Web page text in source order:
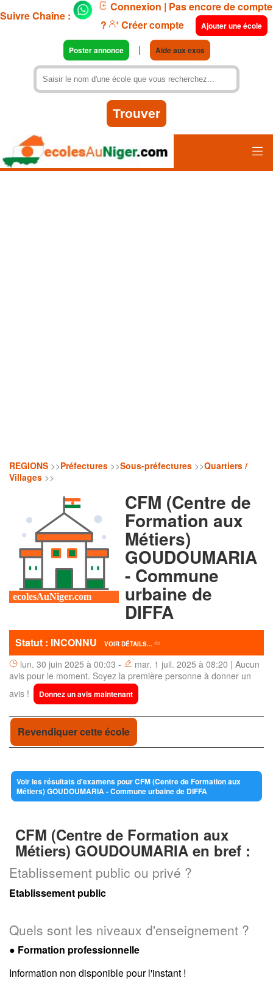
Suivre Chaîne :
Connexion | Pas encore de compte
?
Créer compte Ajouter une école
Poster annonce | Aide aux exos
REGIONS >>Préfectures >>Sous-préfectures >>Quartiers /
Villages >>
CFM (Centre de
Formation aux
Métiers)
GOUDOUMARIA
- Commune
urbaine de
DIFFA
Statut : INCONNU VOIR DÉTAILS...
lun. 30 juin 2025 à 00:03 -
mar. 1 juil. 2025 à 08:20 | Aucun
avis pour le moment. Soyez la première personne à donner un
avis !
Donnez un avis maintenant
Revendiquer cette école
Voir les résultats d'examens pour CFM (Centre de Formation aux
Métiers) GOUDOUMARIA - Commune urbaine de DIFFA
CFM (Centre de Formation aux
Métiers) GOUDOUMARIA en bref :
Etablissement public ou privé ?
Etablissement public
Quels sont les niveaux d'enseignement ?
● Formation professionnelle
Information non disponible pour l'instant !